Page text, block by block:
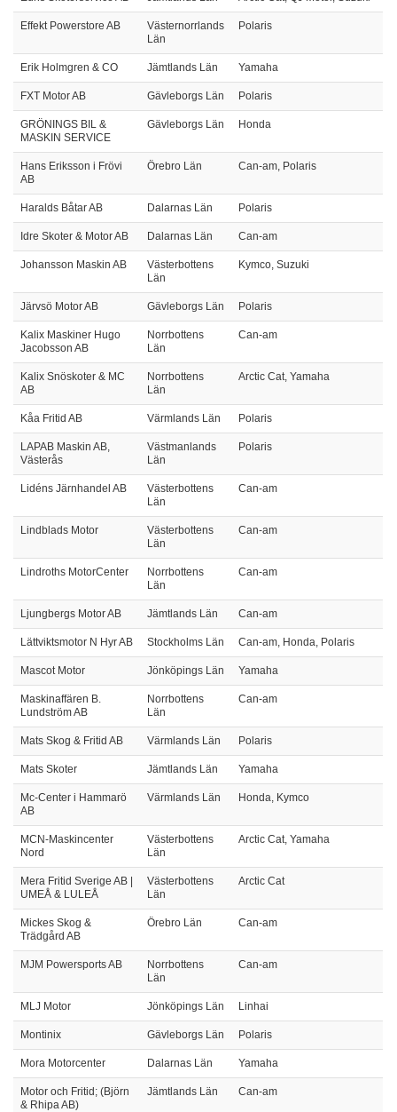
Effekt Powerstore AB
Västernorrlands
Län
Polaris
Erik Holmgren & CO Jämtlands Län Yamaha
FXT Motor AB Gävleborgs Län Polaris
GRÖNINGS BIL &
MASKIN SERVICE
Gävleborgs Län Honda
Hans Eriksson i Frövi
AB
Örebro Län Can-am, Polaris
Haralds Båtar AB Dalarnas Län Polaris
Idre Skoter & Motor AB Dalarnas Län Can-am
Johansson Maskin AB
Västerbottens
Län
Kymco, Suzuki
Järvsö Motor AB Gävleborgs Län Polaris
Kalix Maskiner Hugo
Jacobsson AB
Norrbottens
Län
Can-am
Kalix Snöskoter & MC
AB
Norrbottens
Län
Arctic Cat, Yamaha
Kåa Fritid AB Värmlands Län Polaris
LAPAB Maskin AB,
Västerås
Västmanlands
Län
Polaris
Lidéns Järnhandel AB
Västerbottens
Län
Can-am
Lindblads Motor
Västerbottens
Län
Can-am
Lindroths MotorCenter
Norrbottens
Län
Can-am
Ljungbergs Motor AB Jämtlands Län Can-am
Lättviktsmotor N Hyr AB Stockholms Län Can-am, Honda, Polaris
Mascot Motor Jönköpings Län Yamaha
Maskinaffären B.
Lundström AB
Norrbottens
Län
Can-am
Mats Skog & Fritid AB Värmlands Län Polaris
Mats Skoter Jämtlands Län Yamaha
Mc-Center i Hammarö
AB
Värmlands Län Honda, Kymco
MCN-Maskincenter
Nord
Västerbottens
Län
Arctic Cat, Yamaha
Mera Fritid Sverige AB |
UMEÅ & LULEÅ
Västerbottens
Län
Arctic Cat
Mickes Skog &
Trädgård AB
Örebro Län Can-am
MJM Powersports AB
Norrbottens
Län
Can-am
MLJ Motor Jönköpings Län Linhai
Montinix Gävleborgs Län Polaris
Mora Motorcenter Dalarnas Län Yamaha
Motor och Fritid; (Björn
& Rhipa AB)
Jämtlands Län Can-am